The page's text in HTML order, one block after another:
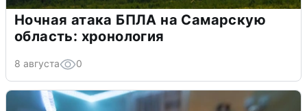
Ночная атака БПЛА на Самарскую
область: хронология
8 августа 0